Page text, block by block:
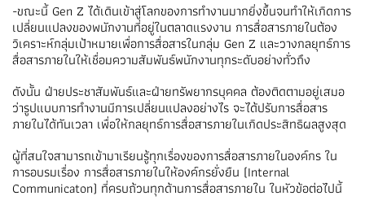
-ขณะนี้ Gen Z ได้เดินเข้าสู่โลกของการทำงานมากยิ่งขึ้นจนทำให้เกิดการ
เปลี่ยนแปลงของพนักงานที่อยู่ในตลาดแรงงาน การสื่อสารภายในต้อง
วิเคราะห์กลุ่มเป้าหมายเพื่อการสื่อสารในกลุ่ม Gen Z และวางกลยุทธ์การ
สื่อสารภายในให้เชื่อมความสัมพันธ์พนักงานทุกระดับอย่างทั่วถึง
ดังนั้น ฝ่ายประชาสัมพันธ์และฝ่ายทรัพยากรบุคคล ต้องติดตามอยู่เสมอ
ว่ารูปแบบการทำงานมีการเปลี่ยนแปลงอย่างไร จะได้ปรับการสื่อสาร
ภายในได้ทันเวลา เพื่อให้กลยุทธ์การสื่อสารภายในเกิดประสิทธิผลสูงสุด
ผู้ที่สนใจสามารถเข้ามาเรียนรู้ทุกเรื่องของการสื่อสารภายในองค์กร ใน
การอบรมเรื่อง การสื่อสารภายในให้องค์กรยั่งยืน (Internal
Communicaton) ที่ครบถ้วนทุกด้านการสื่อสารภายใน ในหัวข้อต่อไปนี้